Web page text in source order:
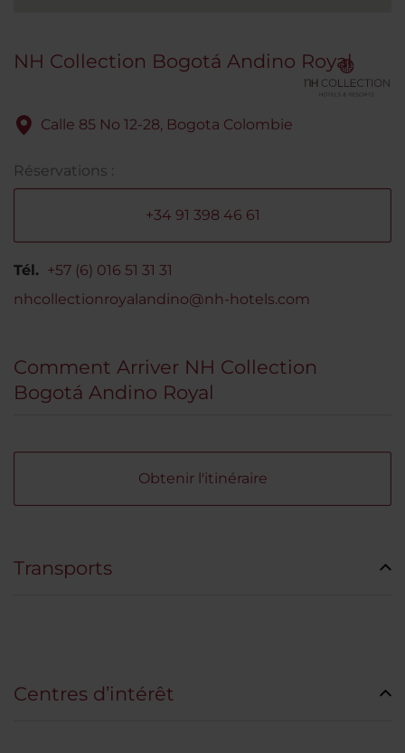
NH Collection Bogotá Andino Royal
Calle 85 No 12-28, Bogota Colombie
Réservations :
+34 91 398 46 61
Tél. +57 (6) 016 51 31 31
nhcollectionroyalandino@nh-hotels.com
Comment Arriver NH Collection
Bogotá Andino Royal
Obtenir l'itinéraire
Transports
Centres d’intérêt